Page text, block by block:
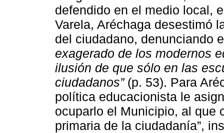
defendido en el medio local,
Varela, Aréchaga desestimó
del ciudadano, denunciando
exagerado de los modernos
ilusión de que sólo en las
ciudadanos”(p. 53). Para
política educacionista le
ocuparlo el Municipio, al que
primaria de la ciudadanía”,